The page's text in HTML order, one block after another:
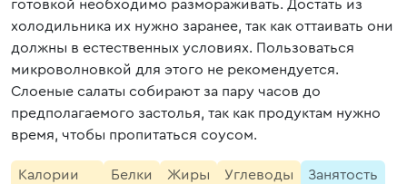
готовкой необходимо размораживать. Достать из
холодильника их нужно заранее, так как оттаивать они
должны в естественных условиях. Пользоваться
микроволновкой для этого не рекомендуется.
Слоеные салаты собирают за пару часов до
предполагаемого застолья, так как продуктам нужно
время, чтобы пропитаться соусом.
Калории
Белки
Жиры
Углеводы
Занятость